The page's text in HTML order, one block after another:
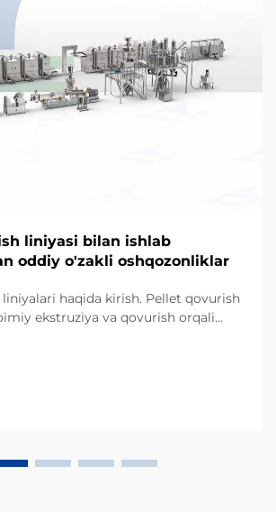
liniyasi bilan ishlab
oddiy o'zakli oshqozonliklar
haqida kirish. Pellet qovurish
ekstruziya va qovurish orqali
aylantiruvchi sanoat tizimidir.
qovurishdan farqli o'laroq, bu